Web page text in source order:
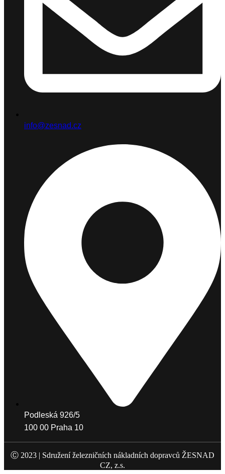
info@zesnad.cz
Podleská 926/5
100 00 Praha 10
Ⓒ 2023 | Sdružení železničních nákladních dopravců ŽESNAD
CZ, z.s.